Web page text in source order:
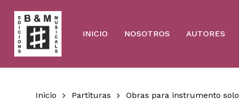
main
content
INICIO NOSOTROS AUTORES
Inicio Partituras Obras para instrumento solo